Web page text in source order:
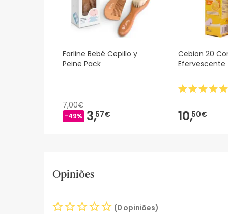
Farline Bebé Cepillo y
Peine Pack
7,00€
-49% 3,57€
Cebion 20
Efervescente
10,50€
Opiniões
(0 opiniões)